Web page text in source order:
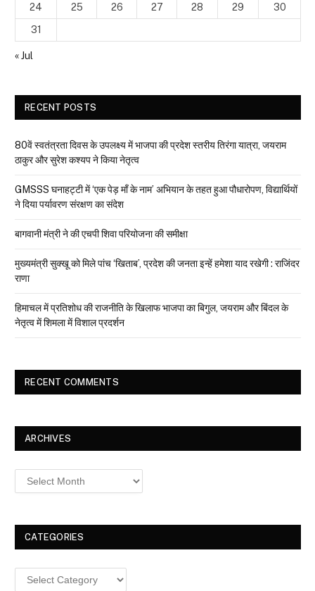
24
25 26 27 28 29
30
31
« Jul
RECENT POSTS
80वें स्वतंत्रता दिवस के उपलक्ष्य में भाजपा की प्रदेश स्तरीय तिरंगा यात्रा, जयराम
ठाकुर और सुरेश कश्यप ने किया नेतृत्व
GMSSS घनाहट्टी में ‘एक पेड़ माँ के नाम’ अभियान के तहत हुआ पौधारोपण, विद्यार्थियों
ने दिया पर्यावरण संरक्षण का संदेश
बागवानी मंत्री ने की एचपी शिवा परियोजना की समीक्षा
मुख्यमंत्री सुक्खू को मिले पांच ‘खिताब’, प्रदेश की जनता इन्हें हमेशा याद रखेगी : राजिंदर
राणा
हिमाचल में प्रतिशोध की राजनीति के खिलाफ भाजपा का बिगुल, जयराम और बिंदल के
नेतृत्व में शिमला में विशाल प्रदर्शन
RECENT COMMENTS
ARCHIVES
Archives
CATEGORIES
Categories